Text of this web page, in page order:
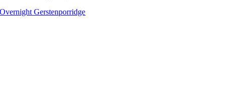
Overnight Gerstenporridge